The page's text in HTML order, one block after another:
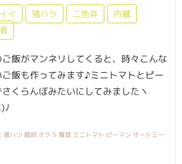
イ 猪ハツ 二色丼
内臓
飯がマンネリしてくると、時々こんな
飯も作ってみます♪ミニトマトとピー
くらんぼみたいにしてみましたヽ
ﾉ
猪ハツ 鶏卵 オクラ 舞茸 ミニトマト ピーマン オートミー